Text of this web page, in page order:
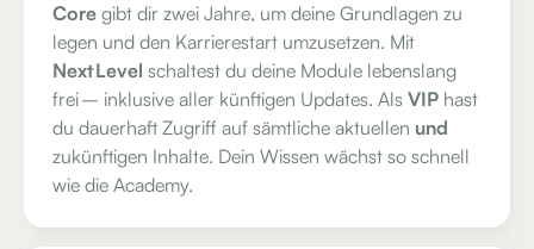
Core gibt dir zwei Jahre, um deine Grundlagen zu
legen und den Karrierestart umzusetzen. Mit
Next Level schaltest du deine Module lebenslang
frei – inklusive aller künftigen Updates. Als VIP hast
du dauerhaft Zugriff auf sämtliche aktuellen und
zukünftigen Inhalte. Dein Wissen wächst so schnell
wie die Academy.